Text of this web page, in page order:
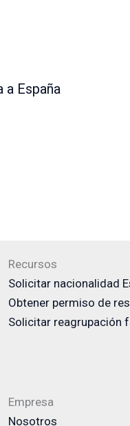
España
Recursos
Solicitar nacionalidad
Obtener permiso de
Solicitar reagrupación
Empresa
Nosotros